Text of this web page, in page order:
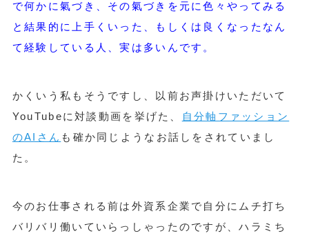
で何かに氣づき、その氣づきを元に色々やってみる
と結果的に上手くいった、もしくは良くなったなん
て経験している人、実は多いんです。
かくいう私もそうですし、以前お声掛けいただいて
YouTubeに対談動画を挙げた、
自分軸ファッション
のAIさん も確か同じようなお話しをされていまし
た。
今のお仕事される前は外資系企業で自分にムチ打ち
バリバリ働いていらっしゃったのですが、ハラミち